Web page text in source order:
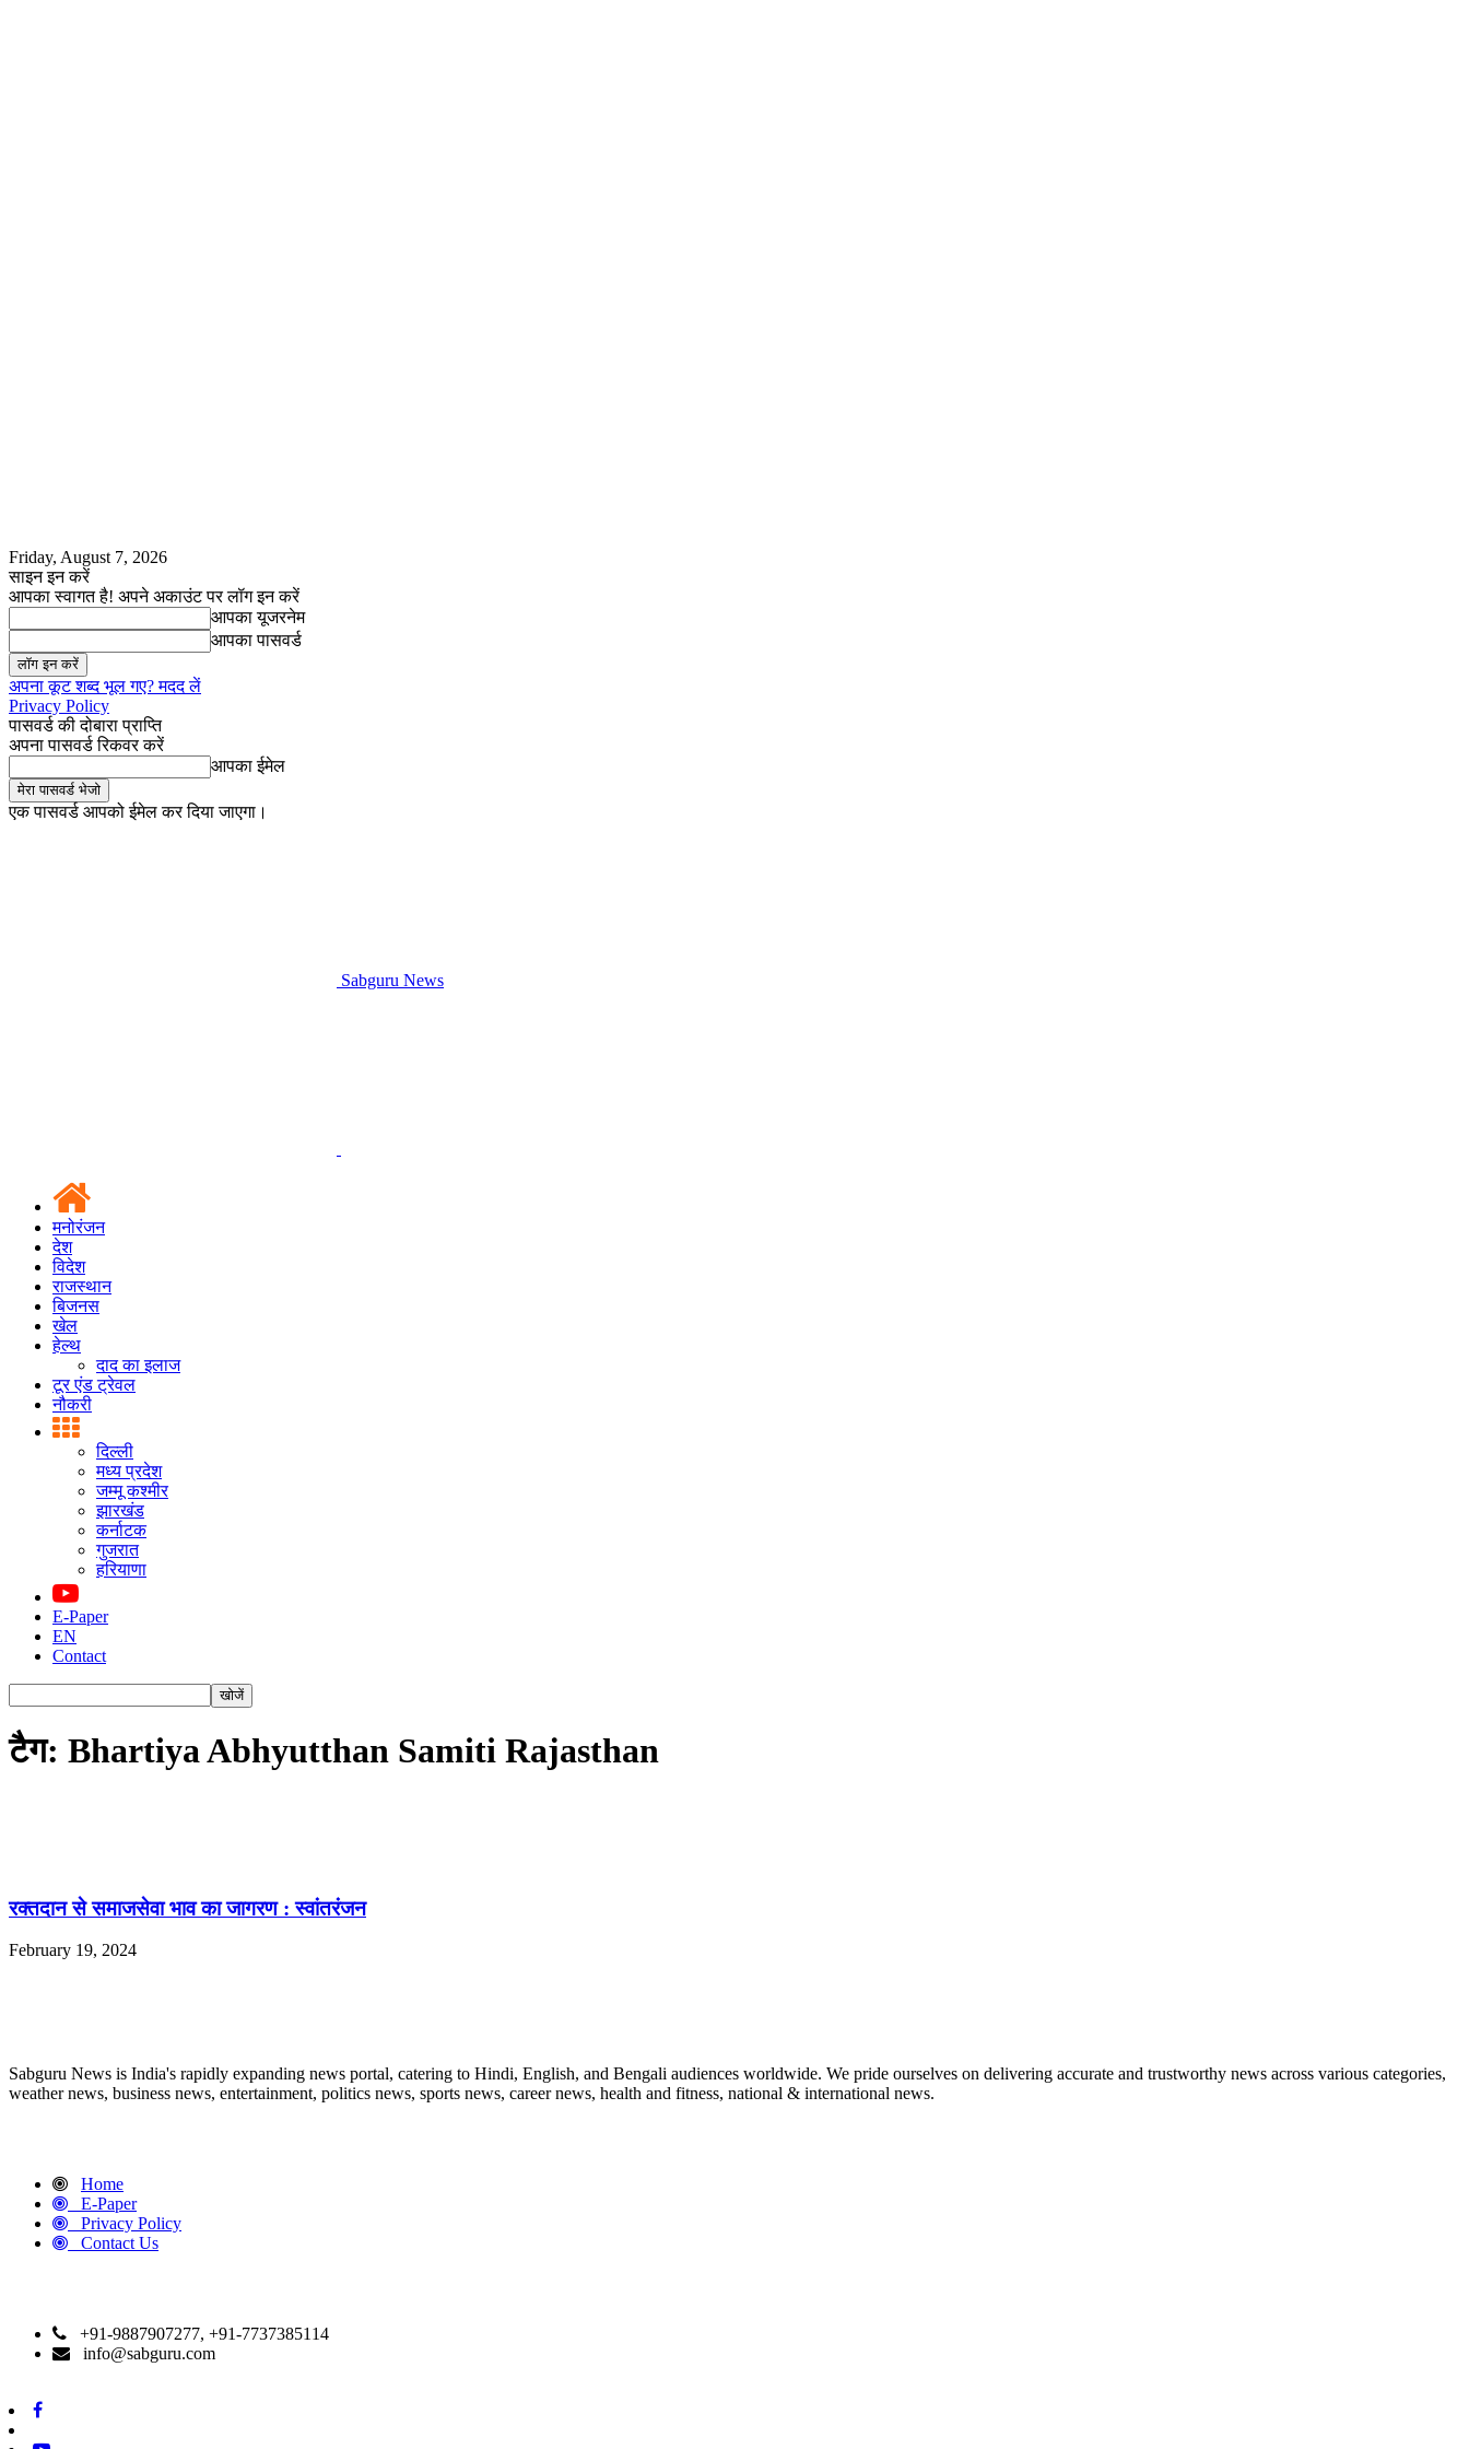
Friday, August 7, 2026
साइन इन करें
आपका स्वागत है! अपने अकाउंट पर लॉग इन करें
आपका यूजरनेम
आपका पासवर्ड
अपना कूट शब्द भूल गए? मदद लें
Privacy Policy
पासवर्ड की दोबारा प्राप्ति
अपना पासवर्ड रिकवर करें
आपका ईमेल
एक पासवर्ड आपको ईमेल कर दिया जाएगा।
Sabguru News
मनोरंजन
देश
विदेश
राजस्थान
बिजनस
खेल
हेल्थ
दाद का इलाज
टूर एंड ट्रेवल
नौकरी
दिल्ली
मध्य प्रदेश
जम्मू कश्मीर
झारखंड
कर्नाटक
गुजरात
हरियाणा
E-Paper
EN
Contact
टैग: Bhartiya Abhyutthan Samiti Rajasthan
रक्तदान से समाजसेवा भाव का जागरण : स्वांतरंजन
February 19, 2024
Sabguru News is India's rapidly expanding news portal, catering to Hindi, English, and Bengali audiences worldwide. We pride ourselves on delivering accurate and trustworthy news across various categories,
weather news, business news, entertainment, politics news, sports news, career news, health and fitness, national & international news.
Home
E-Paper
Privacy Policy
Contact Us
+91-9887907277, +91-7737385114
info@sabguru.com